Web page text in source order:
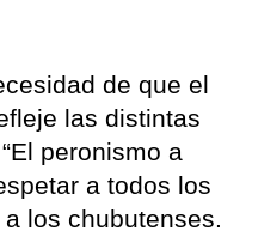
de que el
las distintas
peronismo a
a todos los
los chubutenses.